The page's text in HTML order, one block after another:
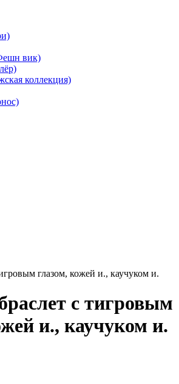
вик)
коллекция)
глазом, кожей и., каучуком и.
с тигровым
и., каучуком и.